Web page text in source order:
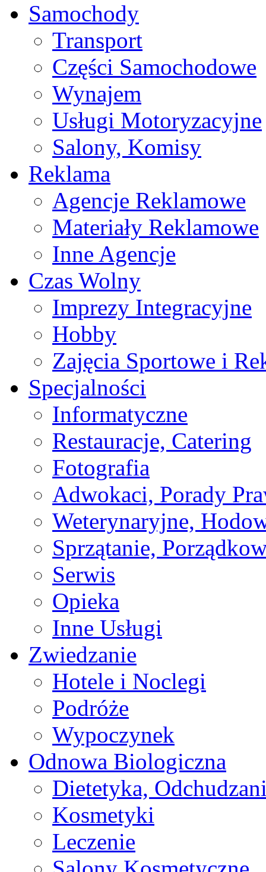
Samochody
Transport
Części Samochodowe
Wynajem
Usługi Motoryzacyjne
Salony, Komisy
Reklama
Agencje Reklamowe
Materiały Reklamowe
Inne Agencje
Czas Wolny
Imprezy Integracyjne
Hobby
Zajęcia Sportowe i
Specjalności
Informatyczne
Restauracje, Catering
Fotografia
Adwokaci, Porady
Weterynaryjne,
Sprzątanie,
Serwis
Opieka
Inne Usługi
Zwiedzanie
Hotele i Noclegi
Podróże
Wypoczynek
Odnowa Biologiczna
Dietetyka,
Kosmetyki
Leczenie